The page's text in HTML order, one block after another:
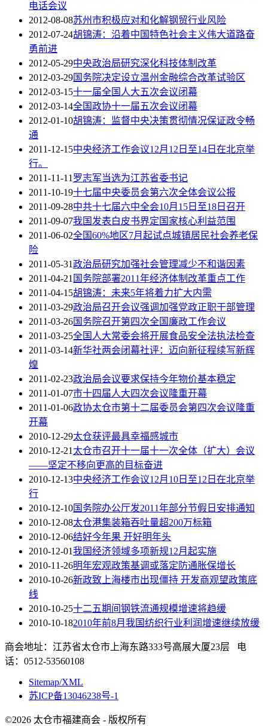
电话会议
2012-08-08苏州市积极应对和化解钢贸行业风险
2012-07-24胡锦涛：沿着中国特色社会主义伟大道路奋
勇前进
2012-05-29中央政治局研究深化科技体制改革
2012-03-29国务院决定设立温州金融综合改革试验区
2012-03-15十一届全国人大五次会议闭幕
2012-03-14全国政协十一届五次会议闭幕
2012-01-10胡锦涛：监督中央决策贯彻情况保证政令畅
通
2011-12-15中央经济工作会议12月12日至14日在北京举
行。
2011-11-11罗志军当选为江苏省委书记
2011-10-19十七届中央委员会第六次全体会议公报
2011-09-28中共十七届六中全会10月15日至18日召开
2011-09-07我国发表白皮书界定国家核心利益范围
2011-06-02全国60%地区7月起试点城镇居民社会养老保
险
2011-05-31政治局研究加强社会管理减少不和谐因素
2011-04-21 国务院部署2011年经济体制改革重点工作
2011-04-15胡锦涛：未来5年将着力扩大内需
2011-03-29政治局召开会议强调加强党政正职干部管理
2011-03-26国务院召开第四次全国廉政工作会议
2011-03-25全国人大常委会将开展食品安全法执法检查
2011-03-14新华社两会闭幕社评：迈向新征程续写新辉
煌
2011-02-23政治局会议要求保持今年物价基本稳定
2011-01-07市十四届人大四次会议隆重开幕
2011-01-06政协太仓市第十二届委员会第四次会议隆重
开幕
2010-12-29太仓获评最具幸福感城市
2010-12-21太仓市召开十一届十一次全体（扩大）会议
——坚定不移向更高的目标奋进
2010-12-13中央经济工作会议12月10日至12日在北京举
行
2010-12-10国务院办公厅发2011年部分节假日安排通知
2010-12-08太仓港集装箱吞吐量超200万标箱
2010-12-06结好今年果 开好明年头
2010-12-01我国经济领域多项新规12月起实施
2010-11-26明年宏观政策基调或落定防通胀保增长
2010-10-26新政致上海楼市出现僵持 开发商观望政策底
线
2010-10-25十二五期间钢铁流通规模增速将趋缓
2010-10-182010年前8月我国纺织行业利润增速继续放缓
商会地址：江苏省太仓市上海东路333号高展大厦23层 电
话：0512-53560108
Sitemap/XML
苏ICP备13046238号-1
©2026 太仓市福建商会 - 版权所有